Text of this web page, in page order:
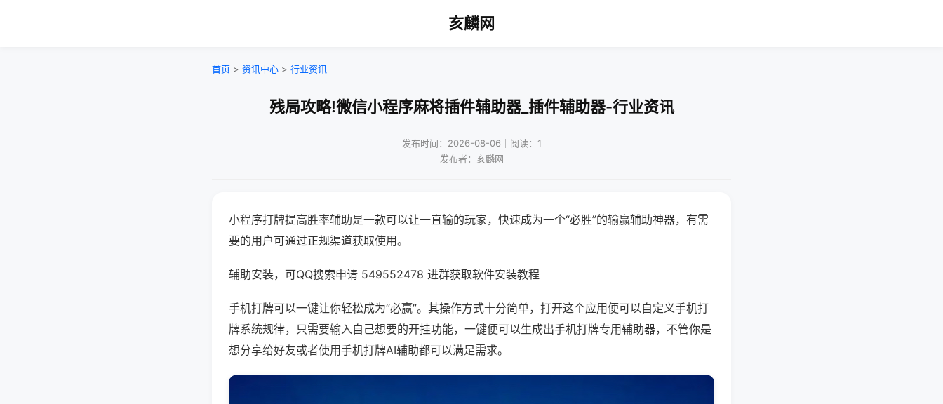
亥麟网
首页 > 资讯中心 > 行业资讯
残局攻略!微信小程序麻将插件辅助器_插件辅助器-行业资讯
发布时间：2026-08-06｜阅读：1
发布者：亥麟网
小程序打牌提高胜率辅助是一款可以让一直输的玩家，快速成为一个“必胜”的输赢辅助神器，有需
要的用户可通过正规渠道获取使用。
辅助安装，可QQ搜索申请 549552478 进群获取软件安装教程
手机打牌可以一键让你轻松成为“必赢”。其操作方式十分简单，打开这个应用便可以自定义手机打
牌系统规律，只需要输入自己想要的开挂功能，一键便可以生成出手机打牌专用辅助器，不管你是
想分享给好友或者使用手机打牌AI辅助都可以满足需求。